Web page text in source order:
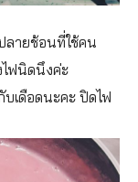
ลายช้อนที่ใช้คน
ฟนิดนึงค่ะ
เดือดนะคะ ปิดไฟ